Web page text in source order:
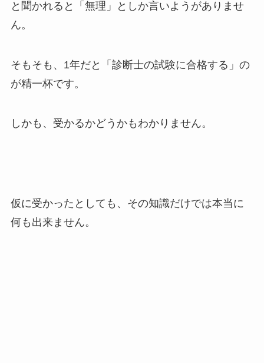
と聞かれると「無理」としか言いようがありませ
ん。
そもそも、1年だと「診断士の試験に合格する」の
が精一杯です。
しかも、受かるかどうかもわかりません。
仮に受かったとしても、その知識だけでは本当に
何も出来ません。